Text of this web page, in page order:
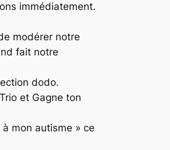
immédiatement.
modérer notre
fait notre
dodo.
et Gagne ton
mon autisme » ce